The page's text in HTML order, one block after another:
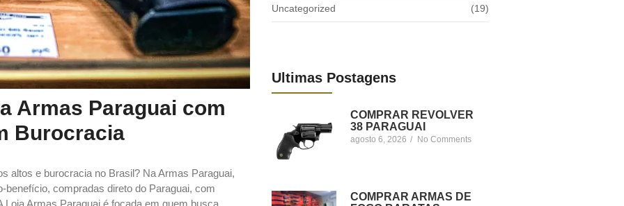
Armas Paraguai com
Burocracia
altos e burocracia no Brasil? Na Armas Paraguai,
compradas direto do Paraguai, com
Armas Paraguai é focada em quem busca
Uncategorized (19)
Ultimas Postagens
COMPRAR REVOLVER
38 PARAGUAI
agosto 6, 2026 / No Comments
COMPRAR ARMAS DE